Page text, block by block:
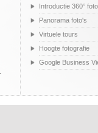
Introductie 360°
Panorama foto's
Virtuele tours
Hoogte fotografie
Google Business